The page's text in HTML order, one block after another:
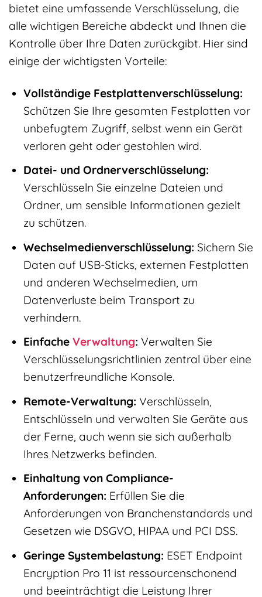
bietet eine umfassende Verschlüsselung, die
alle wichtigen Bereiche abdeckt und Ihnen die
Kontrolle über Ihre Daten zurückgibt. Hier sind
einige der wichtigsten Vorteile:
Vollständige Festplattenverschlüsselung:
Schützen Sie Ihre gesamten Festplatten vor
unbefugtem Zugriff, selbst wenn ein Gerät
verloren geht oder gestohlen wird.
Datei- und Ordnerverschlüsselung:
Verschlüsseln Sie einzelne Dateien und
Ordner, um sensible Informationen gezielt
zu schützen.
Wechselmedienverschlüsselung: Sichern Sie
Daten auf USB-Sticks, externen Festplatten
und anderen Wechselmedien, um
Datenverluste beim Transport zu
verhindern.
Einfache Verwaltung: Verwalten Sie
Verschlüsselungsrichtlinien zentral über eine
benutzerfreundliche Konsole.
Remote-Verwaltung: Verschlüsseln,
Entschlüsseln und verwalten Sie Geräte aus
der Ferne, auch wenn sie sich außerhalb
Ihres Netzwerks befinden.
Einhaltung von Compliance-
Anforderungen: Erfüllen Sie die
Anforderungen von Branchenstandards und
Gesetzen wie DSGVO, HIPAA und PCI DSS.
Geringe Systembelastung: ESET Endpoint
Encryption Pro 11 ist ressourcenschonend
und beeinträchtigt die Leistung Ihrer